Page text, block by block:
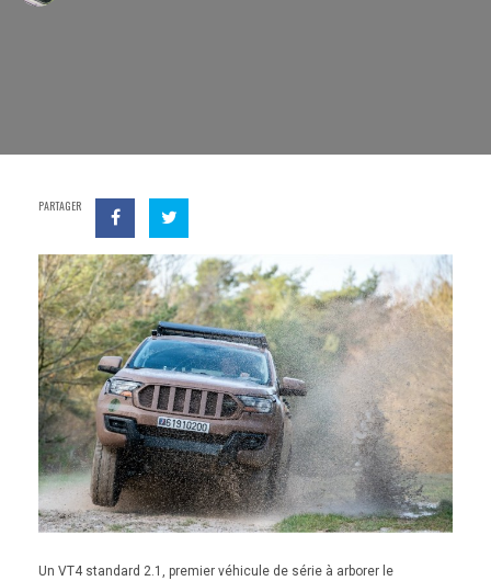
PARTAGER
Un VT4 standard 2.1, premier véhicule de série à arborer le